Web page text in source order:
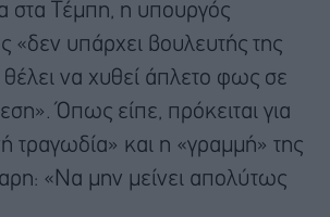
στα Τέμπη, η υπουργός
«δεν υπάρχει βουλευτής της
να χυθεί άπλετο φως σε
Όπως είπε, πρόκειται για
τραγωδία» και η «γραμμή» της
«Να μην μείνει απολύτως